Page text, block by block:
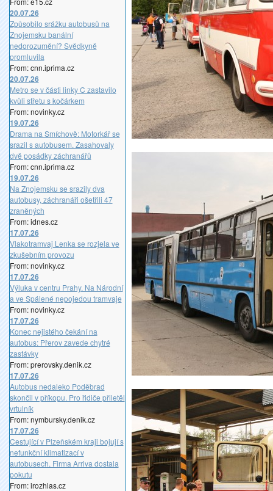
20.07.26
Způsobilo srážku autobusů na
Znojemsku banální
nedorozumění? Svědkyně
promluvila
From: cnn.iprima.cz
20.07.26
Metro se v části linky C zastavilo
kvůli střetu s kočárkem
From: novinky.cz
19.07.26
Drama na Smíchově: Motorkář se
srazil s autobusem. Zasahovaly
dvě posádky záchranářů
From: cnn.iprima.cz
19.07.26
Na Znojemsku se srazily dva
autobusy, záchranáři ošetřili 47
zraněných
From: idnes.cz
17.07.26
Vlakotramvaj Lenka se rozjela ve
zkušebním provozu
From: novinky.cz
17.07.26
Výluka v centru Prahy. Na Národní
a ve Spálené nepojedou tramvaje
From: novinky.cz
17.07.26
Konec nejistého čekání na
autobus: Přerov zavede chytré
zastávky
From: prerovsky.denik.cz
17.07.26
Autobus nedaleko Poděbrad
skončil v příkopu. Pro řidiče přiletěl
vrtulník
From: nymbursky.denik.cz
17.07.26
Cestující v Plzeňském kraji bojují s
nefunkční klimatizací v
autobusech. Firma Arriva dostala
pokutu
From: irozhlas.cz